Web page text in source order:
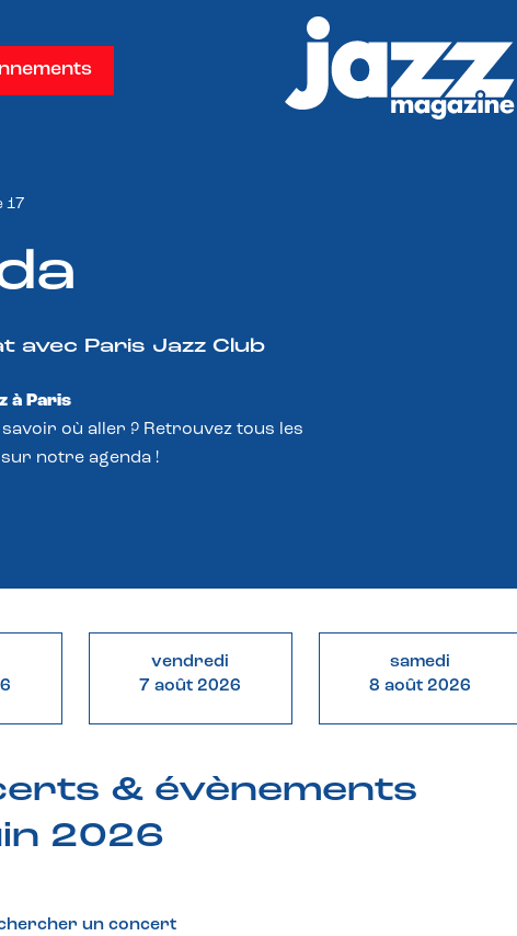
17
avec Paris Jazz Club
à Paris
où aller ? Retrouvez tous les
notre agenda !
vendredi
7 août 2026
samedi
8 août 2026
& évènements
2026
un concert